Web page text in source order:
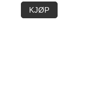
KJØP